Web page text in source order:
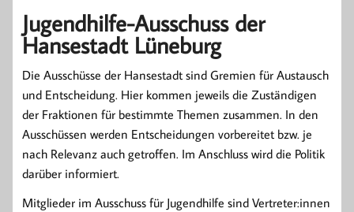
Jugendhilfe-Ausschuss der
Hansestadt Lüneburg
Die Ausschüsse der Hansestadt sind Gremien für Austausch
und Entscheidung. Hier kommen jeweils die Zuständigen
der Fraktionen für bestimmte Themen zusammen. In den
Ausschüssen werden Entscheidungen vorbereitet bzw. je
nach Relevanz auch getroffen. Im Anschluss wird die Politik
darüber informiert.
Mitglieder im Ausschuss für Jugendhilfe sind Vertreter:innen